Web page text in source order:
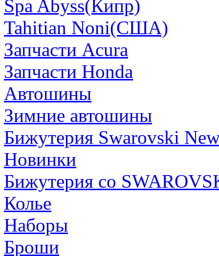
Spa Abyss(Кипр)
Tahitian Noni(США)
Запчасти Acura
Запчасти Honda
Автошины
Зимние автошины
Бижутерия Swarovski
Новинки
Бижутерия со
Колье
Наборы
Броши